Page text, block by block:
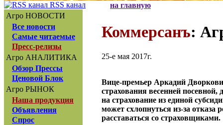
RSS канал
Агро НОВОСТИ
Все новости
Самые читаемые
Пресс-релизы
Агро АНАЛИТИКА
Обзор Прессы
Ценовой Блок
Агро РЫНОК
Наша продукция
Объявления
Спрос
на главную
Коммерсанъ:
25-е мая 2017г.
Вице-премьер Аркадий
страхования весенней
на страхование из единой
может схлопнуться из-за отказа
расставаться со страховщиками.